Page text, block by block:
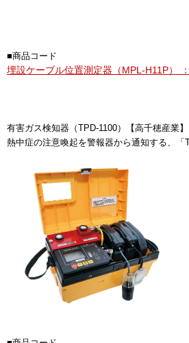
■商品コード
埋設ケーブル位置測定器（MPL-H11P）
有害ガス検知器（TPD-1100）【高千穂産業】
熱中症の注意喚起を警報器から通知する、「